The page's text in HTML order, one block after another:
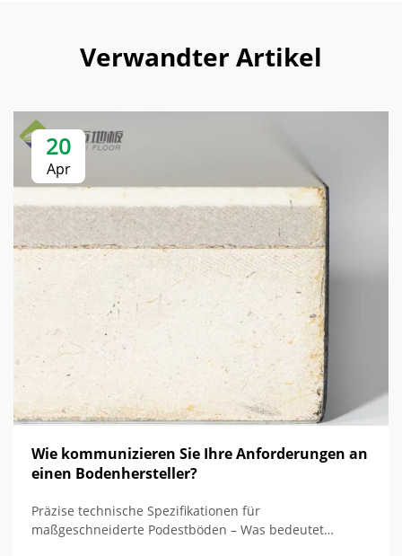
Verwandter Artikel
20
Apr
Wie kommunizieren Sie Ihre Anforderungen an
einen Bodenhersteller?
Präzise technische Spezifikationen für
maßgeschneiderte Podestböden – Was bedeutet